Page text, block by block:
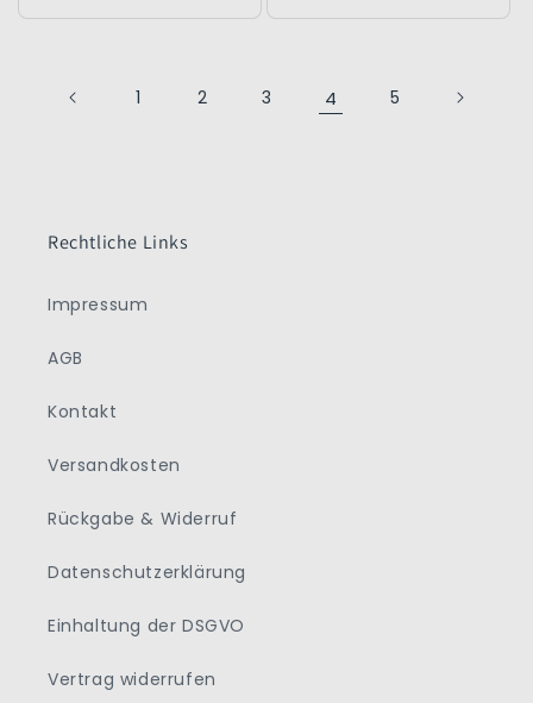
1 2 3 4 5
Rechtliche Links
Impressum
AGB
Kontakt
Versandkosten
Rückgabe & Widerruf
Datenschutzerklärung
Einhaltung der DSGVO
Vertrag widerrufen